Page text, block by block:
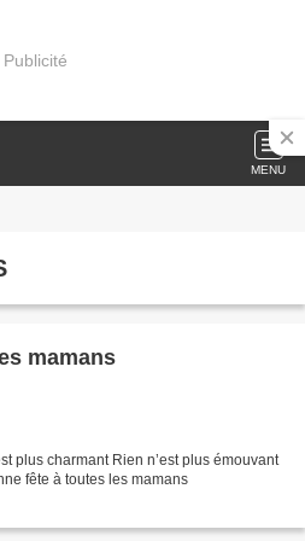
Publicité
MENU
mamans
plus charmant Rien n’est plus émouvant
fête à toutes les mamans